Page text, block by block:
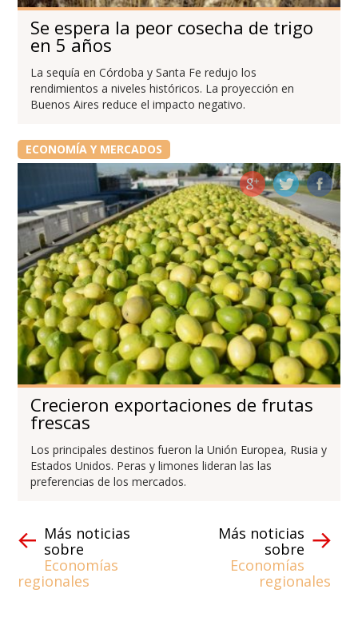
Se espera la peor cosecha de trigo
en 5 años
La sequía en Córdoba y Santa Fe redujo los
rendimientos a niveles históricos. La proyección en
Buenos Aires reduce el impacto negativo.
ECONOMÍA Y MERCADOS
Crecieron exportaciones de frutas
frescas
Los principales destinos fueron la Unión Europea, Rusia y
Estados Unidos. Peras y limones lideran las las
preferencias de los mercados.
Más noticias
sobre
Economías
regionales
Más noticias
sobre
Economías
regionales